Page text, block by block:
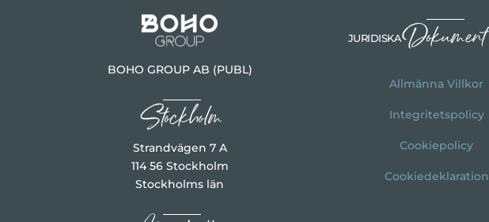
BOHO GROUP AB (PUBL)
Stockholm
Strandvägen 7 A
114 56 Stockholm
Stockholms län
JURIDISKA Dokument
Allmänna Villkor
Integritetspolicy
Cookiepolicy
Cookiedeklaration